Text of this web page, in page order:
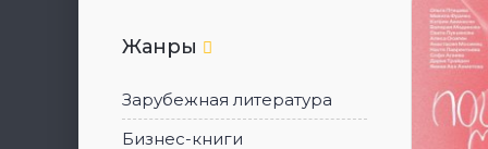
Жанры
Зарубежная литература
Бизнес-книги